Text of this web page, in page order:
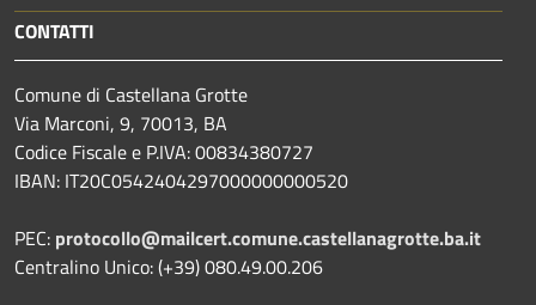
CONTATTI
Comune di Castellana Grotte
Via Marconi, 9, 70013, BA
Codice Fiscale e P.IVA: 00834380727
IBAN: IT20C0542404297000000000520
PEC: protocollo@mailcert.comune.castellanagrotte.ba.it
Centralino Unico: (+39) 080.49.00.206